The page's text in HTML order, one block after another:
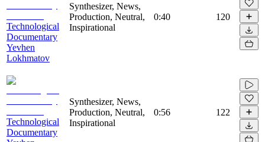
Technological
Documentary
Yevhen
Lokhmatov
Synthesizer, News,
Production, Neutral,
Inspirational
0:40 120
Technological
Documentary
Synthesizer, News,
Production, Neutral,
Inspirational
0:56 122